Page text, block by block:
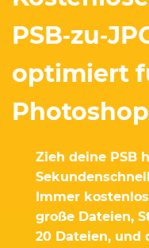
optimiert
Zieh deine PSB
Immer
große Dateien,
20 Dateien, und